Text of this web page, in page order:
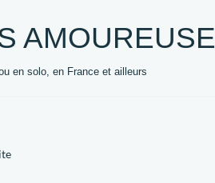
en solo, en France et ailleurs